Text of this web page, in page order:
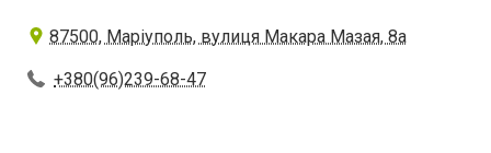
87500, Маріуполь, вулиця Макара Мазая, 8а
+380(96)239-68-47